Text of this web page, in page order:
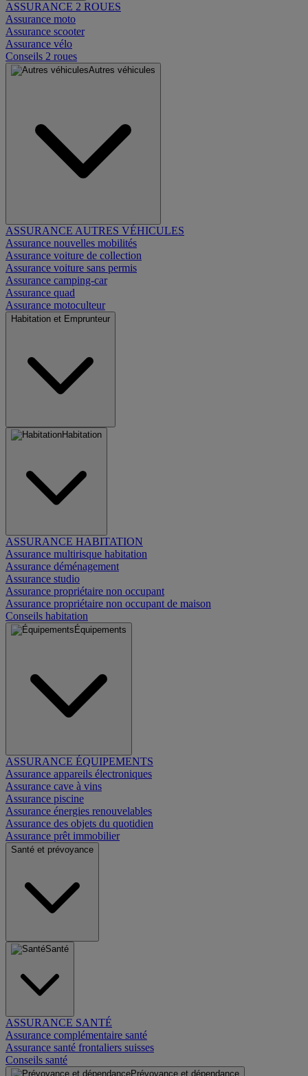
ASSURANCE 2 ROUES
Assurance moto
Assurance scooter
Assurance vélo
Conseils 2 roues
Autres véhicules
ASSURANCE AUTRES VÉHICULES
Assurance nouvelles mobilités
Assurance voiture de collection
Assurance voiture sans permis
Assurance camping-car
Assurance quad
Assurance motoculteur
Habitation et Emprunteur
Habitation
ASSURANCE HABITATION
Assurance multirisque habitation
Assurance déménagement
Assurance studio
Assurance propriétaire non occupant
Assurance propriétaire non occupant de maison
Conseils habitation
Équipements
ASSURANCE ÉQUIPEMENTS
Assurance appareils électroniques
Assurance cave à vins
Assurance piscine
Assurance énergies renouvelables
Assurance des objets du quotidien
Assurance prêt immobilier
Santé et prévoyance
Santé
ASSURANCE SANTÉ
Assurance complémentaire santé
Assurance santé frontaliers suisses
Conseils santé
Prévoyance et dépendance